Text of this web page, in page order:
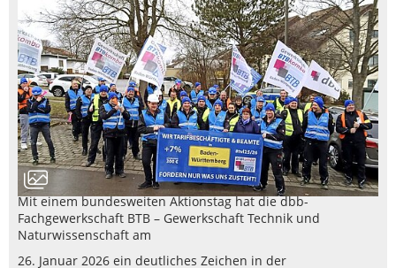
Mit einem bundesweiten Aktionstag hat die dbb-
Fachgewerkschaft BTB – Gewerkschaft Technik und
Naturwissenschaft am
26. Januar 2026 ein deutliches Zeichen in der